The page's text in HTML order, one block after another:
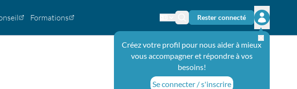
Formations Changer de langue
Icône de recherche
Rester connecté
Ouvrir le
Créez votre profil pour nous aider à mieux
vous accompagner et répondre à vos
besoins!
Se connecter / s'inscrire